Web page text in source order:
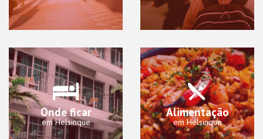
Onde ficar
em Helsinque
Alimentação
em Helsinque